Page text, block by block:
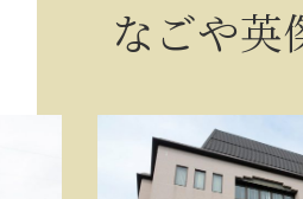
なごや英